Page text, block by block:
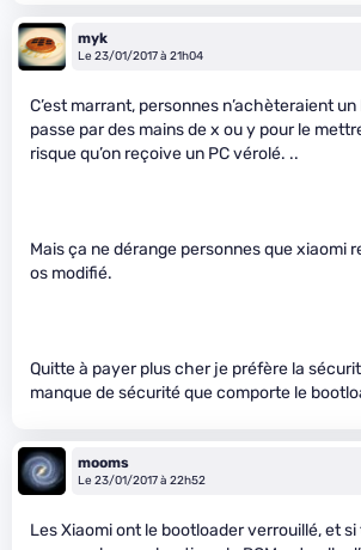
myk
Le 23/01/2017 à 21h04
C’est marrant, personnes n’achèteraient un
passe par des mains de x ou y pour le
risque qu’on reçoive un PC vérolé. ..
Mais ça ne dérange personnes que xiaomi
os modifié.
Quitte à payer plus cher je préfère la
manque de sécurité que comporte le
mooms
Le 23/01/2017 à 22h52
Les Xiaomi ont le bootloader verrouillé, et si